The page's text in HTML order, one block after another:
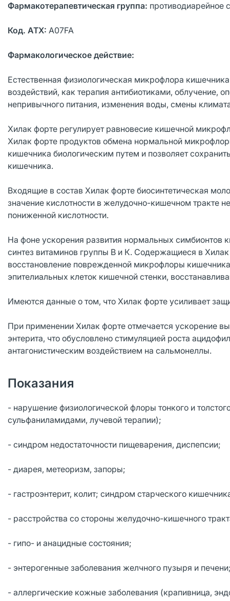
Фармакотерапевтическая группа: противодиарейное
Код. АТХ: А07FA
Фармакологическое действие:
Естественная физиологическая микрофлора
воздействий, как терапия антибиотиками, облучение,
непривычного питания, изменения воды, смены
Хилак форте регулирует равновесие кишечной
Хилак форте продуктов обмена нормальной
кишечника биологическим путем и позволяет
кишечника.
Входящие в состав Хилак форте биосинтетическая
значение кислотности в желудочно-кишечном тракте
пониженной кислотности.
На фоне ускорения развития нормальных симбионтов
синтез витаминов группы В и К. Содержащиеся в
восстановление поврежденной микрофлоры
эпителиальных клеток кишечной стенки,
Имеются данные о том, что Хилак форте усиливает
При применении Хилак форте отмечается ускорение
энтерита, что обусловлено стимуляцией роста
антагонистическим воздействием на сальмонеллы.
Показания
- нарушение физиологической флоры тонкого и
сульфаниламидами, лучевой терапии);
- синдром недостаточности пищеварения, диспепсии;
- диарея, метеоризм, запоры;
- гастроэнтерит, колит; синдром старческого
- расстройства со стороны желудочно-кишечного
- гипо- и анацидные состояния;
- энтерогенные заболевания желчного пузыря и печени;
- аллергические кожные заболевания (крапивница,